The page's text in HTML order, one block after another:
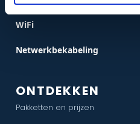
WiFi
Netwerkbekabeling
ONTDEKKEN
Pakketten en prijzen